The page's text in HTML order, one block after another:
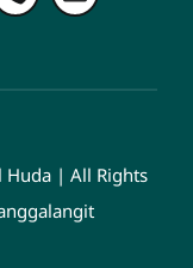
| All Rights